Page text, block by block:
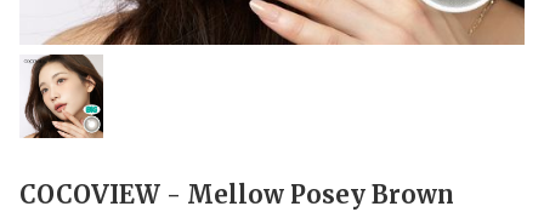
COCOVIEW - Mellow Posey Brown